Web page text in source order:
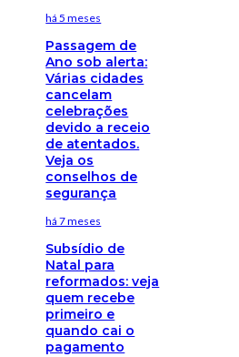
há 5 meses
Passagem de
Ano sob alerta:
Várias cidades
cancelam
celebrações
devido a receio
de atentados.
Veja os
conselhos de
segurança
há 7 meses
Subsídio de
Natal para
reformados: veja
quem recebe
primeiro e
quando cai o
pagamento